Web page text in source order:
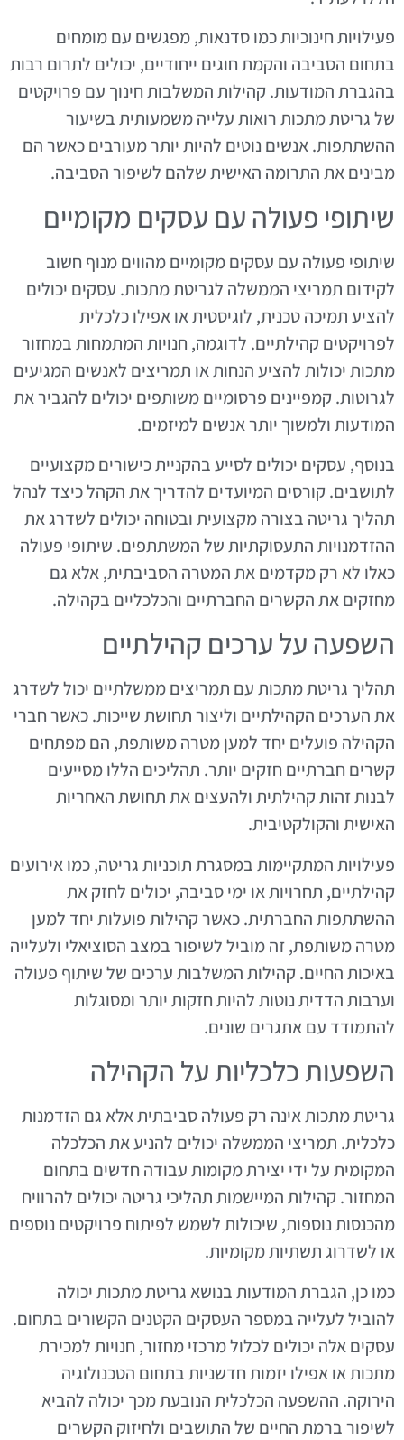
פעילויות חינוכיות כמו סדנאות, מפגשים עם מומחים
בתחום הסביבה והקמת חוגים ייחודיים, יכולים לתרום רבות
בהגברת המודעות. קהילות המשלבות חינוך עם פרויקטים
של גריטת מתכות רואות עלייה משמעותית בשיעור
ההשתתפות. אנשים נוטים להיות יותר מעורבים כאשר הם
מבינים את התרומה האישית שלהם לשיפור הסביבה.
שיתופי פעולה עם עסקים מקומיים
שיתופי פעולה עם עסקים מקומיים מהווים מנוף חשוב
לקידום תמריצי הממשלה לגריטת מתכות. עסקים יכולים
להציע תמיכה טכנית, לוגיסטית או אפילו כלכלית
לפרויקטים קהילתיים. לדוגמה, חנויות המתמחות במחזור
מתכות יכולות להציע הנחות או תמריצים לאנשים המגיעים
לגרוטות. קמפיינים פרסומיים משותפים יכולים להגביר את
המודעות ולמשוך יותר אנשים למיזמים.
בנוסף, עסקים יכולים לסייע בהקניית כישורים מקצועיים
לתושבים. קורסים המיועדים להדריך את הקהל כיצד לנהל
תהליך גריטה בצורה מקצועית ובטוחה יכולים לשדרג את
ההזדמנויות התעסוקתיות של המשתתפים. שיתופי פעולה
כאלו לא רק מקדמים את המטרה הסביבתית, אלא גם
מחזקים את הקשרים החברתיים והכלכליים בקהילה.
השפעה על ערכים קהילתיים
תהליך גריטת מתכות עם תמריצים ממשלתיים יכול לשדרג
את הערכים הקהילתיים וליצור תחושת שייכות. כאשר חברי
הקהילה פועלים יחד למען מטרה משותפת, הם מפתחים
קשרים חברתיים חזקים יותר. תהליכים הללו מסייעים
לבנות זהות קהילתית ולהעצים את תחושת האחריות
האישית והקולקטיבית.
פעילויות המתקיימות במסגרת תוכניות גריטה, כמו אירועים
קהילתיים, תחרויות או ימי סביבה, יכולים לחזק את
ההשתתפות החברתית. כאשר קהילות פועלות יחד למען
מטרה משותפת, זה מוביל לשיפור במצב הסוציאלי ולעלייה
באיכות החיים. קהילות המשלבות ערכים של שיתוף פעולה
וערבות הדדית נוטות להיות חזקות יותר ומסוגלות
להתמודד עם אתגרים שונים.
השפעות כלכליות על הקהילה
גריטת מתכות אינה רק פעולה סביבתית אלא גם הזדמנות
כלכלית. תמריצי הממשלה יכולים להניע את הכלכלה
המקומית על ידי יצירת מקומות עבודה חדשים בתחום
המחזור. קהילות המיישמות תהליכי גריטה יכולים להרוויח
מהכנסות נוספות, שיכולות לשמש לפיתוח פרויקטים נוספים
או לשדרוג תשתיות מקומיות.
כמו כן, הגברת המודעות בנושא גריטת מתכות יכולה
להוביל לעלייה במספר העסקים הקטנים הקשורים בתחום.
עסקים אלה יכולים לכלול מרכזי מחזור, חנויות למכירת
מתכות או אפילו יזמות חדשניות בתחום הטכנולוגיה
הירוקה. ההשפעה הכלכלית הנובעת מכך יכולה להביא
לשיפור ברמת החיים של התושבים ולחיזוק הקשרים